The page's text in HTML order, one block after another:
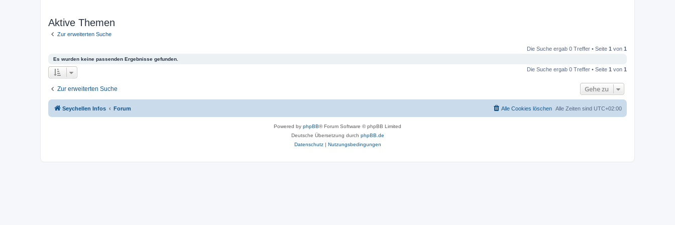
Aktive Themen
Zur erweiterten Suche
Die Suche ergab 0 Treffer • Seite 1 von 1
Es wurden keine passenden Ergebnisse gefunden.
Die Suche ergab 0 Treffer • Seite 1 von 1
Zur erweiterten Suche Gehe zu
Seychellen Infos Forum Alle Zeiten sind UTC+02:00
Alle Cookies löschen
Powered by phpBB® Forum Software © phpBB Limited
Deutsche Übersetzung durch phpBB.de
Datenschutz| Nutzungsbedingungen